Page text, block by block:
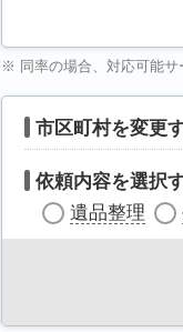
※ 同率の場合、対応可能サ
市区町村を変更
依頼内容を選択
遺品整理